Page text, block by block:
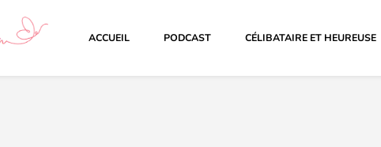
ACCUEIL PODCAST CÉLIBATAIRE ET HEUREUSE